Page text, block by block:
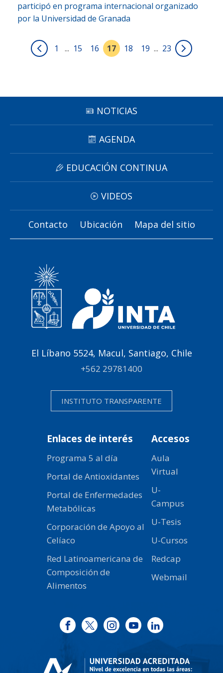
participó en programa internacional organizado
por la Universidad de Granada
1 ... 15 16 17 18 19 ... 23
NOTICIAS
AGENDA
EDUCACIÓN CONTINUA
VIDEOS
Contacto Ubicación Mapa del sitio
El Líbano 5524, Macul, Santiago, Chile
+562 29781400
INSTITUTO TRANSPARENTE
Enlaces de interés
Programa 5 al día
Portal de Antioxidantes
Portal de Enfermedades
Metabólicas
Corporación de Apoyo al
Celíaco
Red Latinoamericana de
Composición de
Alimentos
Accesos
Aula
Virtual
U-
Campus
U-Tesis
U-Cursos
Redcap
Webmail